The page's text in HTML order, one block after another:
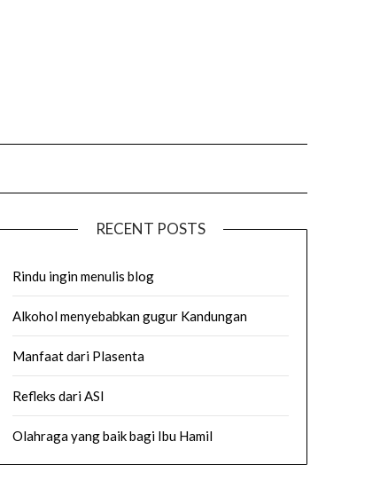
RECENT POSTS
Rindu ingin menulis blog
Alkohol menyebabkan gugur Kandungan
Manfaat dari Plasenta
Refleks dari ASI
Olahraga yang baik bagi Ibu Hamil